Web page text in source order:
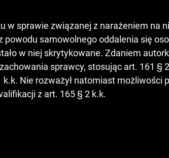
w sprawie związanej z narażeniem na
powodu samowolnego oddalenia się
w niej skrytykowane. Zdaniem
sprawcy, stosując art. 161 §
k.k. Nie rozważył natomiast możliwości
z art. 165 § 2 k.k.